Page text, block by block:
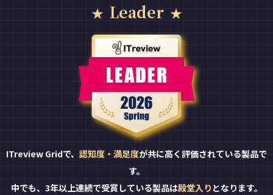
Leader
ITreview Gridで、 認知度・満足度が共に高く評価されている製品で
す。
中でも、3年以上連続で受賞している製品は殿堂入り となります。